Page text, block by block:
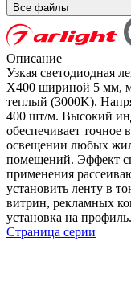
Все файлы
Описание
Узкая светодиодная
X400 шириной 5 мм,
теплый (3000K).
400 шт/м. Высокий
обеспечивает точное
освещении любых
помещений. Эффект
применения
установить ленту в
витрин, рекламных
установка на профиль.
Страница серии